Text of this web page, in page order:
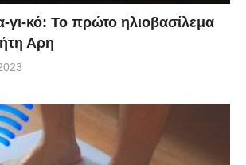
γι-κό: Το πρώτο ηλιοβασίλεμα
Αρη